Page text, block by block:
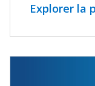
Explorer la